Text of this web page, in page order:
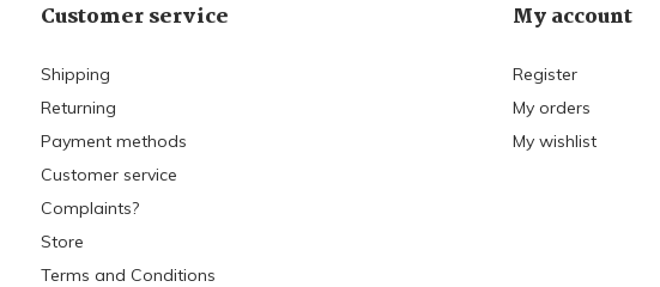
Customer service
Shipping
Returning
Payment methods
Customer service
Complaints?
Store
Terms and Conditions
My account
Register
My orders
My wishlist